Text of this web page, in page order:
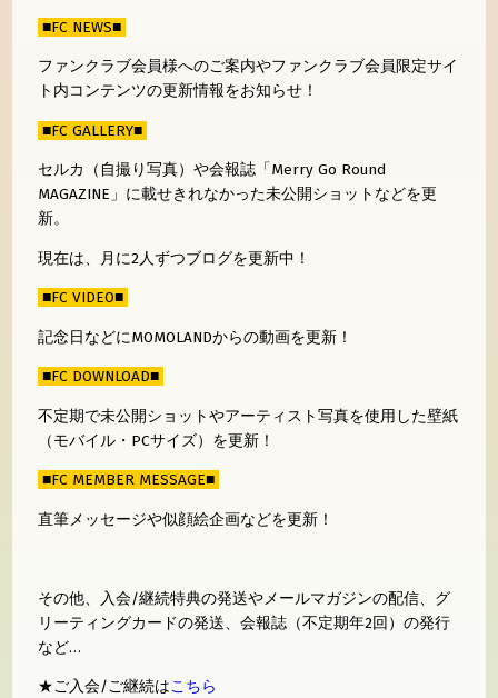
■FC NEWS■
ファンクラブ会員様へのご案内やファンクラブ会員限定サイ
ト内コンテンツの更新情報をお知らせ！
■FC GALLERY■
セルカ（自撮り写真）や会報誌「Merry Go Round
MAGAZINE」に載せきれなかった未公開ショットなどを更
新。
現在は、月に2人ずつブログを更新中！
■FC VIDEO■
記念日などにMOMOLANDからの動画を更新！
■FC DOWNLOAD■
不定期で未公開ショットやアーティスト写真を使用した壁紙
（モバイル・PCサイズ）を更新！
■FC MEMBER MESSAGE■
直筆メッセージや似顔絵企画などを更新！
その他、入会/継続特典の発送やメールマガジンの配信、グ
リーティングカードの発送、会報誌（不定期年2回）の発行
など…
★ご入会/ご継続はこちら